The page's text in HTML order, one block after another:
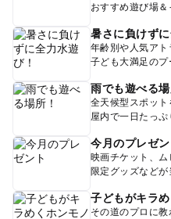
おすすめ遊び場＆
暑さに負けず
年齢別や人気ア
子ども大満足のプ
雨でも遊べる場
全天候型スポット
屋内で一日たっ
今月のプレゼン
映画チケット、ム
限定グッズなどが
子どもがキラ
その道のプロに教